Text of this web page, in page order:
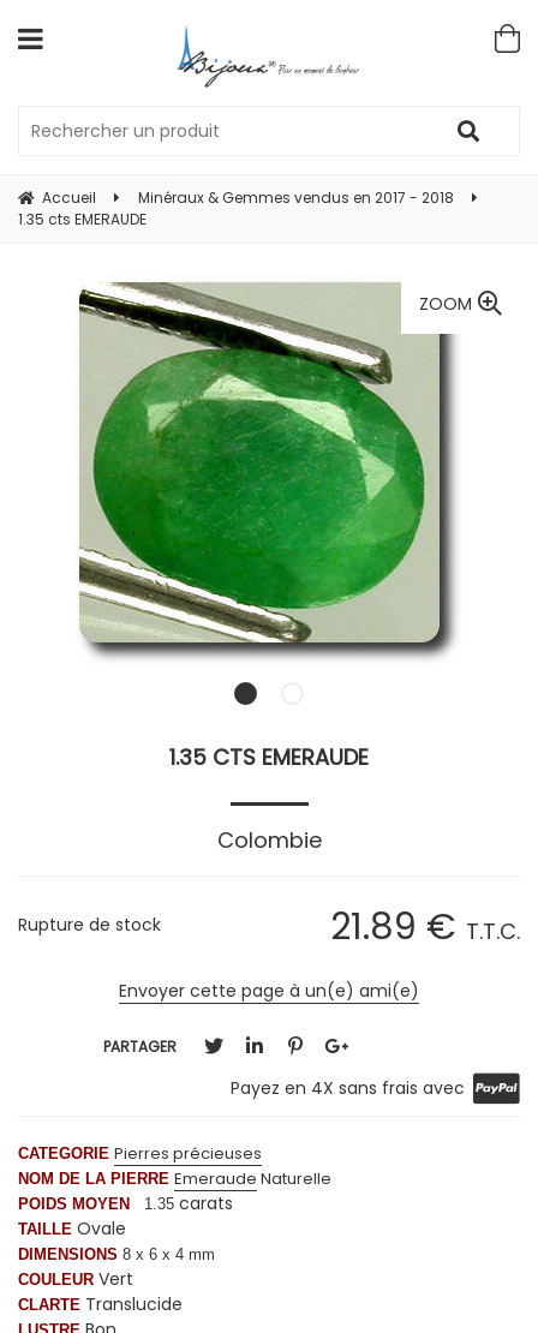
Accueil
Minéraux & Gemmes vendus en 2017 - 2018
1.35 cts EMERAUDE
ZOOM
1.35 CTS EMERAUDE
Colombie
21.89 € T.T.C.
Rupture de stock
Envoyer cette page à un(e) ami(e)
PARTAGER
Payez en 4X sans frais avec
CATEGORIE Pierres précieuses
NOM DE LA PIERRE Emeraude Naturelle
POIDS MOYEN 1.35 carats
TAILLE Ovale
DIMENSIONS 8 x 6 x 4 mm
COULEUR Vert
CLARTE Translucide